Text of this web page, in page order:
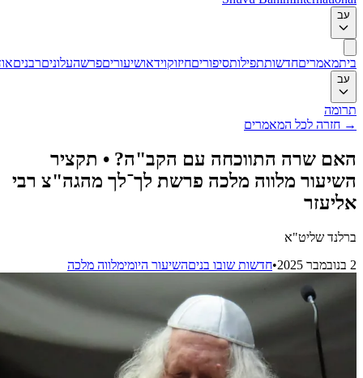
מאמריםחדשותתפילותסיפוריםחיזוקוידאושיעוריםפרשהעלוניםרבניםאודות
חזרה לכל המאמרים
שרה התווכחה עם הקב"ה? • תקציר
מלווה מלכה פרשת לך־לך מהגה"צ רבי
שליט"א
•חדשות שובו בניםהשיעור היומימלווה מלכה